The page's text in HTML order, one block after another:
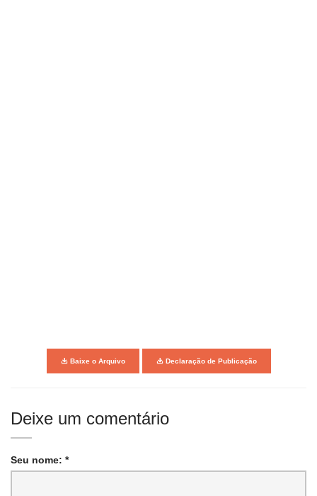
Baixe o Arquivo Declaração de Publicação
Deixe um comentário
Seu nome: *